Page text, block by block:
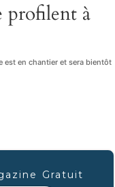
profilent à
est en chantier et sera bientôt
Gratuit